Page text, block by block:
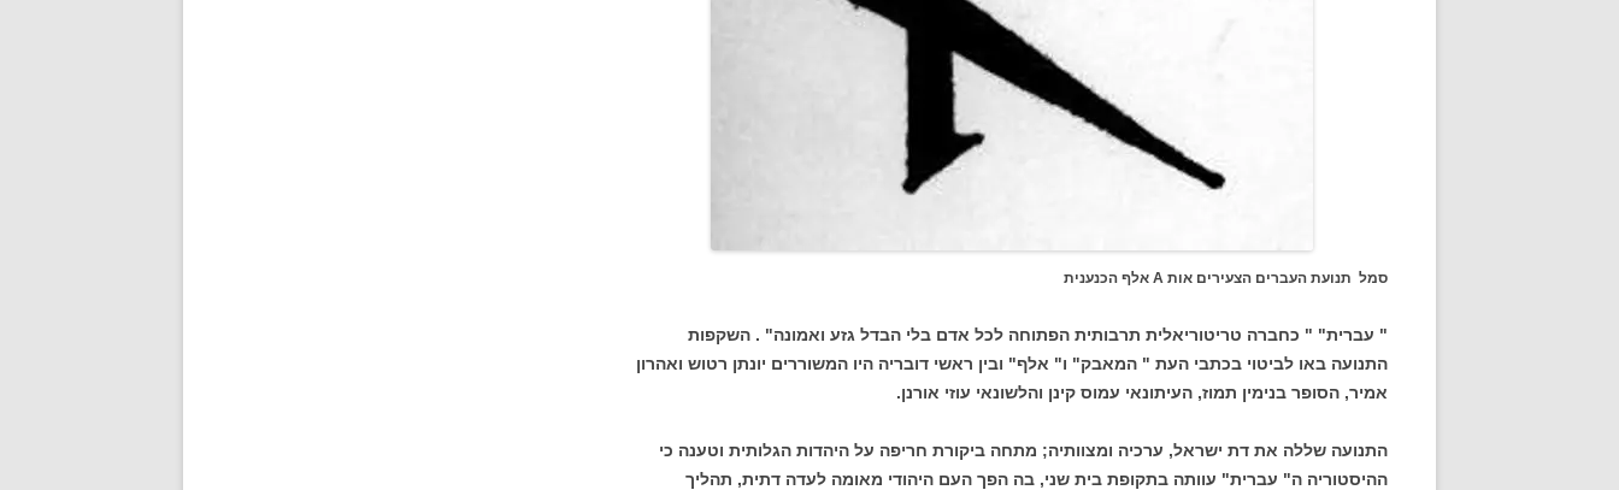
סמל תנועת העברים הצעירים אות A אלף הכנענית
" עברית" " כחברה טריטוריאלית תרבותית הפתוחה לכל אדם בלי הבדל גזע ואמונה" . השקפות
התנועה באו לביטוי בכתבי העת " המאבק" ו" אלף" ובין ראשי דובריה היו המשוררים יונתן רטוש ואהרון
אמיר, הסופר בנימין תמוז, העיתונאי עמוס קינן והלשונאי עוזי אורנן.
התנועה שללה את דת ישראל, ערכיה ומצוותיה; מתחה ביקורת חריפה על היהדות הגלותית וטענה כי
ההיסטוריה ה" עברית" עוותה בתקופת בית שני, בה הפך העם היהודי מאומה לעדה דתית, תהליך